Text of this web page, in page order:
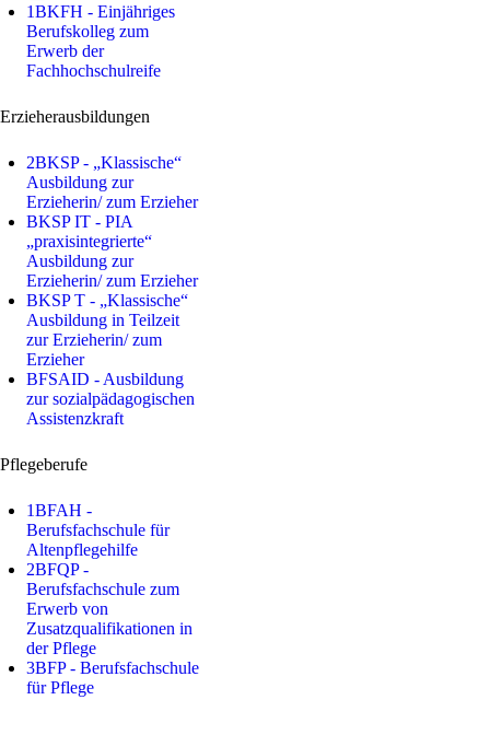
1BKFH - Einjähriges
Berufskolleg zum
Erwerb der
Fachhochschulreife
Erzieherausbildungen
2BKSP - „Klassische“
Ausbildung zur
Erzieherin/ zum Erzieher
BKSP IT - PIA
„praxisintegrierte“
Ausbildung zur
Erzieherin/ zum Erzieher
BKSP T - „Klassische“
Ausbildung in Teilzeit
zur Erzieherin/ zum
Erzieher
BFSAID - Ausbildung
zur sozialpädagogischen
Assistenzkraft
Pflegeberufe
1BFAH -
Berufsfachschule für
Altenpflegehilfe
2BFQP -
Berufsfachschule zum
Erwerb von
Zusatzqualifikationen in
der Pflege
3BFP - Berufsfachschule
für Pflege